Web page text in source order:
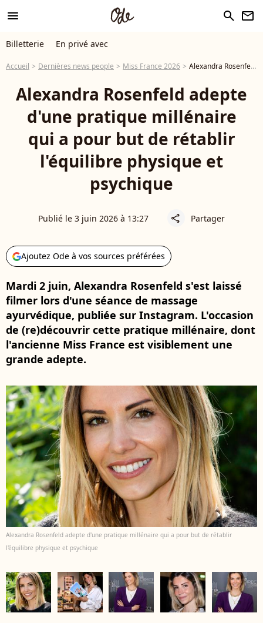
menu search newsletter
Billetterie En privé avec
Accueil Dernières news people Miss France 2026 Alexandra Rosenfeld adepte d'une pratique millénaire qui a pour but de rétablir l'équilibre physique et psychique
Alexandra Rosenfeld adepte
d'une pratique millénaire
qui a pour but de rétablir
l'équilibre physique et
psychique
Publié le 3 juin 2026 à 13:27 share Partager
Ajoutez Ode à vos sources préférées
Mardi 2 juin, Alexandra Rosenfeld s'est laissé
filmer lors d'une séance de massage
ayurvédique, publiée sur Instagram. L'occasion
de (re)découvrir cette pratique millénaire, dont
l'ancienne Miss France est visiblement une
grande adepte.
Alexandra Rosenfeld adepte d'une pratique millénaire qui a pour but de rétablir
l'équilibre physique et psychique